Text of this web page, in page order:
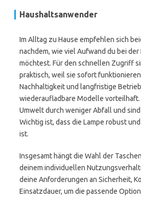
Haushaltsanwender
Im Alltag zu Hause empfehlen sich
nachdem, wie viel Aufwand du bei
möchtest. Für den schnellen Zugriff
praktisch, weil sie sofort
Nachhaltigkeit und langfristige
wiederaufladbare Modelle vorteilhaft.
Umwelt durch weniger Abfall und
Wichtig ist, dass die Lampe robust
ist.
Insgesamt hängt die Wahl der
deinem individuellen
deine Anforderungen an Sicherheit,
Einsatzdauer, um die passende